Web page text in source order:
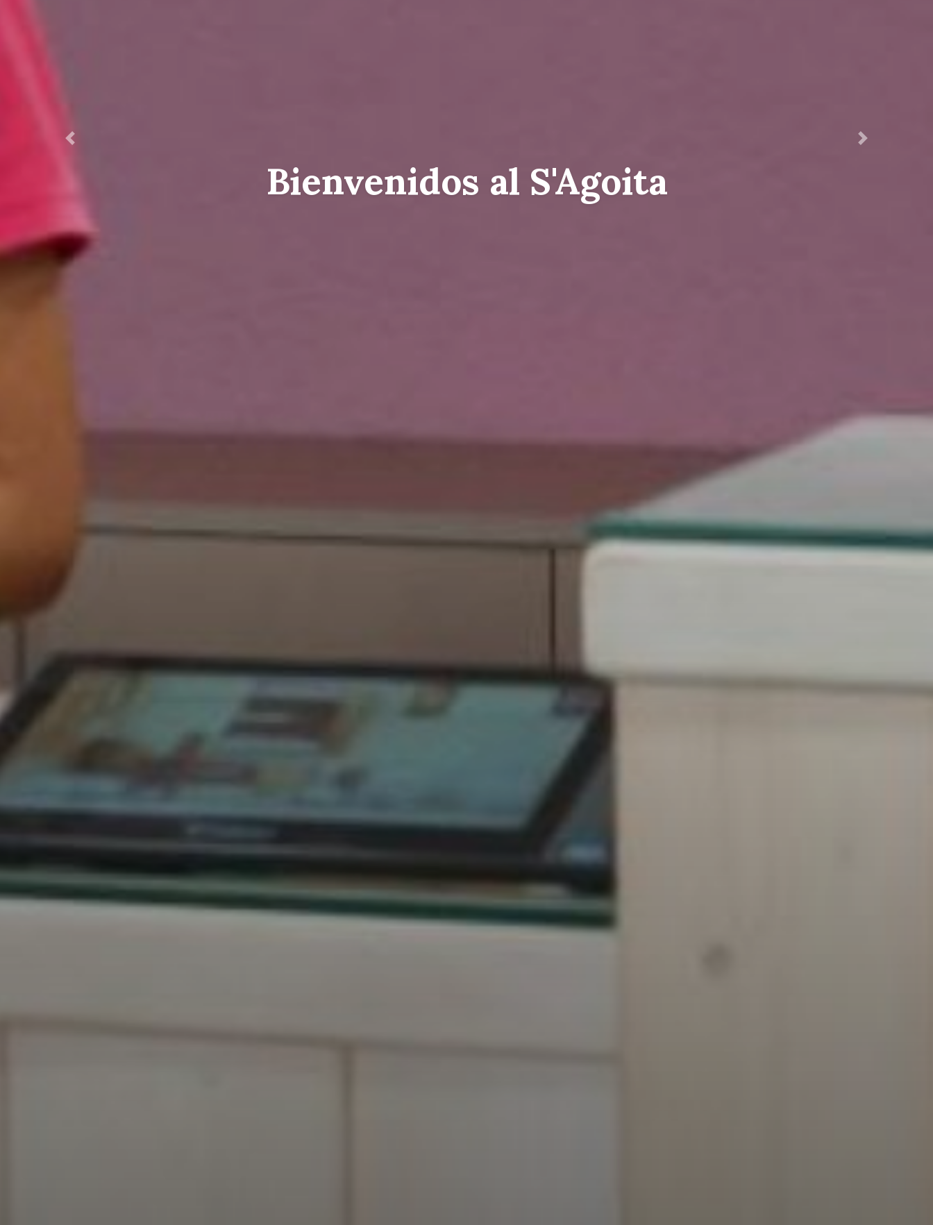
A 150 metros de la playa
Anterior Siguiente